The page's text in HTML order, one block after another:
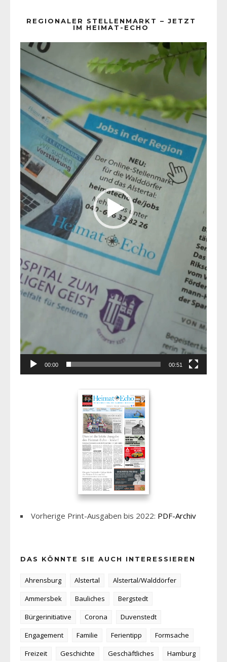
REGIONALER STELLENMARKT – JETZT
IM HEIMAT-ECHO
Player
00:00 00:51
Vorherige Print-Ausgaben bis 2022: PDF-Archiv
DAS KÖNNTE SIE AUCH INTERESSIEREN
Ahrensburg Alstertal
Alstertal/Walddörfer
Ammersbek
Bauliches
Bergstedt
Bürgerinitiative
Corona
Duvenstedt
Engagement
Familie Ferientipp
Formsache
Freizeit
Geschichte Geschäftliches
Hamburg